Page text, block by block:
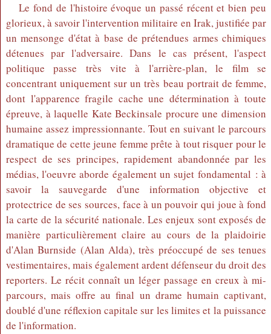
Le fond de l'histoire évoque un passé récent et bien peu
glorieux, à savoir l'intervention militaire en Irak, justifiée par
un mensonge d'état à base de prétendues armes chimiques
détenues par l'adversaire. Dans le cas présent, l'aspect
politique passe très vite à l'arrière-plan, le film se
concentrant uniquement sur un très beau portrait de femme,
dont l'apparence fragile cache une détermination à toute
épreuve, à laquelle Kate Beckinsale procure une dimension
humaine assez impressionnante. Tout en suivant le parcours
dramatique de cette jeune femme prête à tout risquer pour le
respect de ses principes, rapidement abandonnée par les
médias, l'oeuvre aborde également un sujet fondamental : à
savoir la sauvegarde d'une information objective et
protectrice de ses sources, face à un pouvoir qui joue à fond
la carte de la sécurité nationale. Les enjeux sont exposés de
manière particulièrement claire au cours de la plaidoirie
d'Alan Burnside (Alan Alda), très préoccupé de ses tenues
vestimentaires, mais également ardent défenseur du droit des
reporters. Le récit connaît un léger passage en creux à mi-
parcours, mais offre au final un drame humain captivant,
doublé d'une réflexion capitale sur les limites et la puissance
de l'information.